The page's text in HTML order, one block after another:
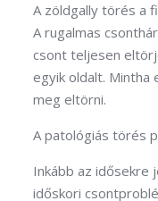
A zöldgally törés a
A rugalmas
csont teljesen
egyik oldalt. Mintha
meg eltörni.
A patológiás törés
Inkább az idősekre
időskori